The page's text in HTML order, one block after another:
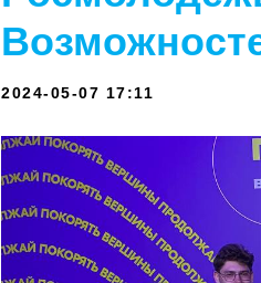
2024-05-07 17:11